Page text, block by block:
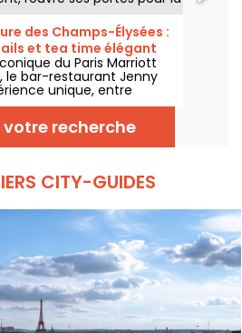
une carte réinventée, une
et des cocktails
des Champs-Élysées :
et tea time élégant
du Paris Marriott
le bar-restaurant Jenny
unique, entre
et gastronomie
raffiné, tea time
signature et dîners
parisienne où chaque
minuit.
recherche
CITY-GUIDES